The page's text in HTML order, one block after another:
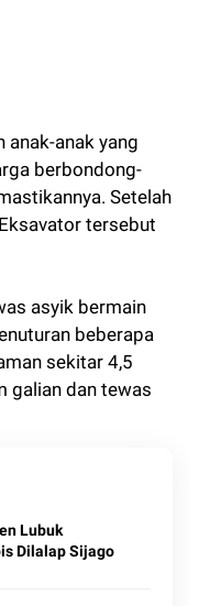
anak-anak yang
berbondong-
Setelah
tersebut
asyik bermain
beberapa
sekitar 4,5
galian dan tewas
Lubuk
Dilalap Sijago